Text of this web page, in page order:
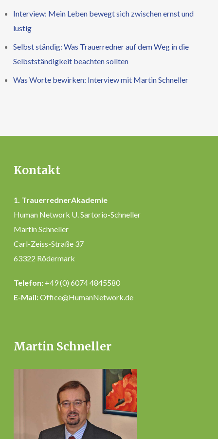
Interview: Mein Leben bewegt sich zwischen ernst und
lustig
Selbst ständig: Was Trauerredner auf dem Weg in die
Selbstständigkeit beachten sollten
Was Worte bewirken: Interview mit Martin Schneller
Kontakt
1. TrauerrednerAkademie
Human Network U. Sartorio-Schneller
Martin Schneller
Carl-Zeiss-Straße 37
63322 Rödermark
Telefon: +49 (0) 6074 4845580
E-Mail:Office@HumanNetwork.de
Martin Schneller